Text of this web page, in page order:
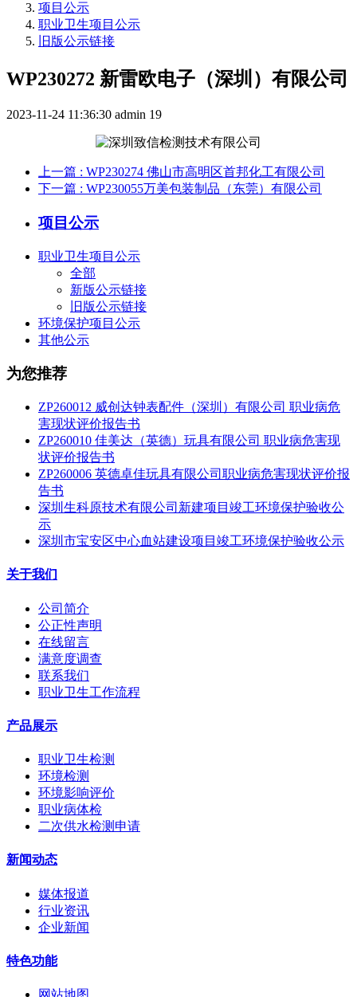
项目公示
职业卫生项目公示
旧版公示链接
WP230272 新雷欧电子（深圳）有限公司
2023-11-24 11:36:30 admin 19
上一篇 : WP230274 佛山市高明区首邦化工有限公司
下一篇 : WP230055万美包装制品（东莞）有限公司
项目公示
职业卫生项目公示
全部
新版公示链接
旧版公示链接
环境保护项目公示
其他公示
为您推荐
ZP260012 威创达钟表配件（深圳）有限公司 职业病危
害现状评价报告书
ZP260010 佳美达（英德）玩具有限公司 职业病危害现
状评价报告书
ZP260006 英德卓佳玩具有限公司职业病危害现状评价报
告书
深圳生科原技术有限公司新建项目竣工环境保护验收公
示
深圳市宝安区中心血站建设项目竣工环境保护验收公示
关于我们
公司简介
公正性声明
在线留言
满意度调查
联系我们
职业卫生工作流程
产品展示
职业卫生检测
环境检测
环境影响评价
职业病体检
二次供水检测申请
新闻动态
媒体报道
行业资讯
企业新闻
特色功能